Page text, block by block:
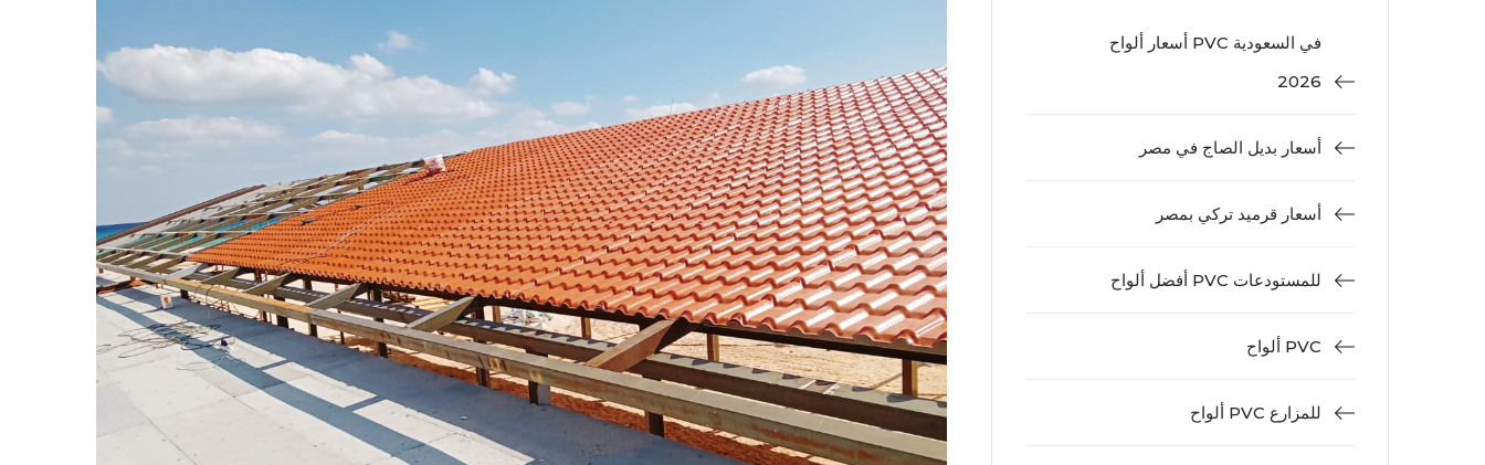
أسعار ألواح PVC في السعودية
2026
أسعار بديل الصاج في مصر
أسعار قرميد تركي بمصر
أفضل ألواح PVC للمستودعات
ألواح PVC
ألواح PVC للمزارع